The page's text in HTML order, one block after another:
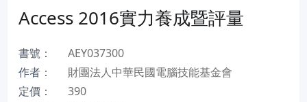
Access 2016實力養成暨評量
書號：
AEY037300
作者：
財團法人中華民國電腦技能基金會
定價：
390